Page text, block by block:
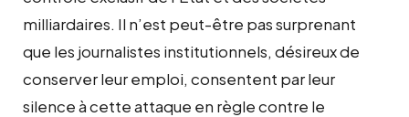
milliardaires. Il n’est peut-être pas surprenant
que les journalistes institutionnels, désireux de
conserver leur emploi, consentent par leur
silence à cette attaque en règle contre le